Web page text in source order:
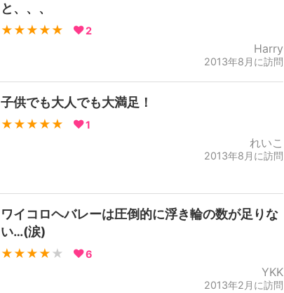
と、、、
★★★★★ 2
Harry
2013年8月に訪問
子供でも大人でも大満足！
★★★★★ 1
れいこ
2013年8月に訪問
ワイコロヘバレーは圧倒的に浮き輪の数が足りな
い…(涙)
★★★★ ★ 6
YKK
2013年2月に訪問